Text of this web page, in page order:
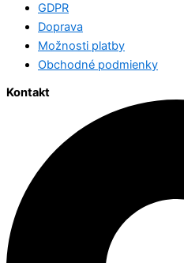
GDPR
Doprava
Možnosti platby
Obchodné podmienky
Kontakt